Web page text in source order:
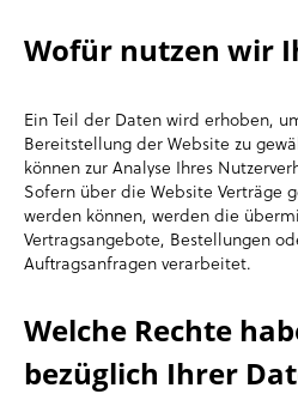
Wofür nutzen wir
Ein Teil der Daten wird erhoben,
Bereitstellung der Website zu
können zur Analyse Ihres
Sofern über die Website Verträge
werden können, werden die
Vertragsangebote, Bestellungen
Auftragsanfragen verarbeitet.
Welche Rechte
bezüglich Ihrer